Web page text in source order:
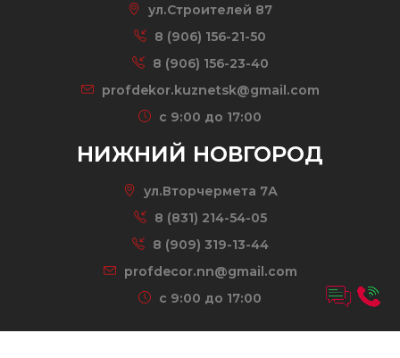
ул.Строителей 87
8 (906) 156-21-50
8 (906) 156-23-40
profdekor.kuznetsk@gmail.com
c 9:00 до 17:00
НИЖНИЙ НОВГОРОД
ул.Вторчермета 7А
8 (831) 214-54-05
8 (909) 319-13-44
profdecor.nn@gmail.com
c 9:00 до 17:00